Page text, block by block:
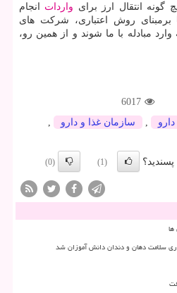
انتقال ارز برای واردات انجام
برمبنای روش اعتباری، شركت های
مبادله با ما شوند و از همین رو،
6017
دارو , سازمان غذا و دارو
,
(1)
(0)
سلامت دهان و دندان دانش آموزان شد